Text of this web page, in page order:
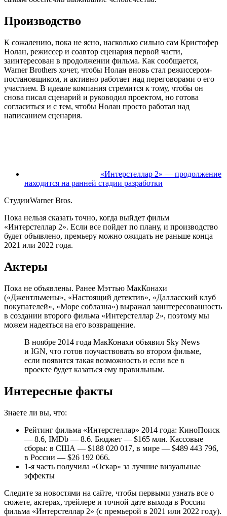
Производство
К сожалению, пока не ясно, насколько сильно сам Кристофер
Нолан, режиссер и соавтор сценария первой части,
заинтересован в продолжении фильма. Как сообщается,
Warner Brothers хочет, чтобы Нолан вновь стал режиссером-
постановщиком, и активно работает над переговорами о его
участием. В идеале компания стремится к тому, чтобы он
снова писал сценарий и руководил проектом, но готова
согласиться и с тем, чтобы Нолан просто работал над
написанием сценария.
«Интерстеллар 2» — продолжение
находится на ранней стадии разработки
СтудииWarner Bros.
Пока нельзя сказать точно, когда выйдет фильм
«Интерстеллар 2». Если все пойдет по плану, и производство
будет объявлено, премьеру можно ожидать не раньше конца
2021 или 2022 года.
Актеры
Пока не объявлены. Ранее Мэттью МакКонахи
(«Джентльмены», «Настоящий детектив», «Далласский клуб
покупателей», «Море соблазна») выражал заинтересованность
в создании второго фильма «Интерстеллар 2», поэтому мы
можем надеяться на его возвращение.
В ноябре 2014 года МакКонахи объявил Sky News
и IGN, что готов поучаствовать во втором фильме,
если появится такая возможность и если все в
проекте будет казаться ему правильным.
Интересные факты
Знаете ли вы, что:
Рейтинг фильма «Интерстеллар» 2014 года: КиноПоиск
— 8.6, IMDb — 8.6. Бюджет — $165 млн. Кассовые
сборы: в США — $188 020 017, в мире — $489 443 796,
в России — $26 192 066.
1-я часть получила «Оскар» за лучшие визуальные
эффекты
Следите за новостями на сайте, чтобы первыми узнать все о
сюжете, актерах, трейлере и точной дате выхода в России
фильма «Интерстеллар 2» (с премьерой в 2021 или 2022 году).